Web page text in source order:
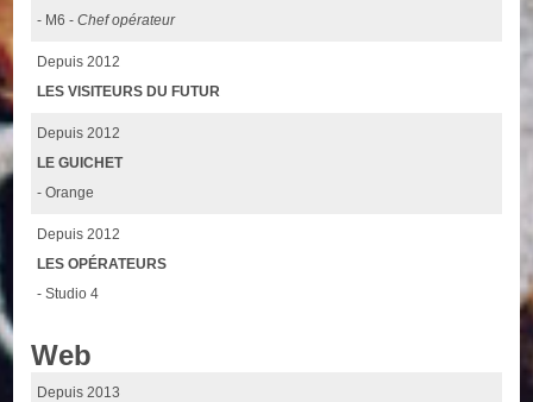
- M6 -Chef opérateur
Depuis 2012
LES VISITEURS DU FUTUR
Depuis 2012
LE GUICHET
- Orange
Depuis 2012
LES OPÉRATEURS
- Studio 4
Web
Depuis 2013